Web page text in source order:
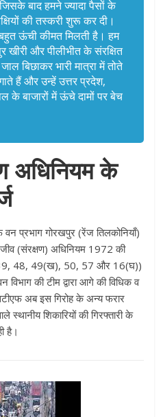
बाद हमने ज्यादा पैसों के
की तस्करी शुरू कर दी।
बहुत ऊंची कीमत मिलती है। हम
खीरी और पीलीभीत के संरक्षित
बिछाकर भारी मात्रा में तोते
हैं और उन्हें उत्तर प्रदेश,
के बाजारों में ऊंचे दामों पर बेच
अधिनियम के
प्रभाग गोरखपुर (रेंज तिलकोनियाँ)
(संरक्षण) अधिनियम 1972 की
39, 48, 49(ख), 50, 57 और 16(घ))
विभाग की टीम द्वारा आगे की विधिक व
अब इस गिरोह के अन्य फरार
शिकारियों की गिरफ्तारी के
है।